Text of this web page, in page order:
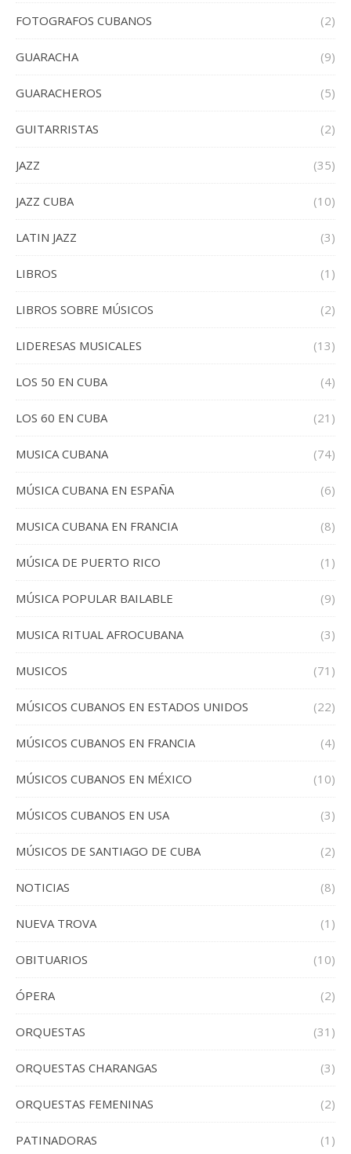
FOTOGRAFOS CUBANOS (2)
GUARACHA (9)
GUARACHEROS (5)
GUITARRISTAS (2)
JAZZ (35)
JAZZ CUBA (10)
LATIN JAZZ (3)
LIBROS (1)
LIBROS SOBRE MÚSICOS (2)
LIDERESAS MUSICALES (13)
LOS 50 EN CUBA (4)
LOS 60 EN CUBA (21)
MUSICA CUBANA (74)
MÚSICA CUBANA EN ESPAÑA (6)
MUSICA CUBANA EN FRANCIA (8)
MÚSICA DE PUERTO RICO (1)
MÚSICA POPULAR BAILABLE (9)
MUSICA RITUAL AFROCUBANA (3)
MUSICOS (71)
MÚSICOS CUBANOS EN ESTADOS UNIDOS (22)
MÚSICOS CUBANOS EN FRANCIA (4)
MÚSICOS CUBANOS EN MÉXICO (10)
MÚSICOS CUBANOS EN USA (3)
MÚSICOS DE SANTIAGO DE CUBA (2)
NOTICIAS (8)
NUEVA TROVA (1)
OBITUARIOS (10)
ÓPERA (2)
ORQUESTAS (31)
ORQUESTAS CHARANGAS (3)
ORQUESTAS FEMENINAS (2)
PATINADORAS (1)